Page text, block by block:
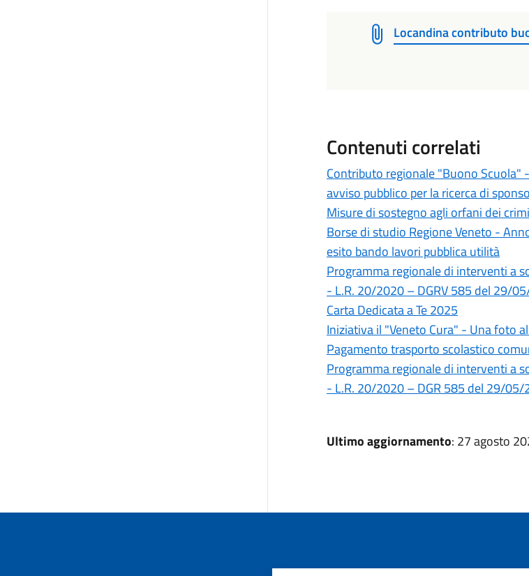
Locandina contributo
Contenuti correlati
Contributo regionale "Buono Scuola"
avviso pubblico per la ricerca di
Misure di sostegno agli orfani dei
Borse di studio Regione Veneto -
esito bando lavori pubblica utilità
Programma regionale di interventi a
- L.R. 20/2020 – DGRV 585 del 29/
Carta Dedicata a Te 2025
Iniziativa il "Veneto Cura" - Una foto
Pagamento trasporto scolastico
Programma regionale di interventi a
- L.R. 20/2020 – DGR 585 del 29/05/
Ultimo aggiornamento: 27 agosto